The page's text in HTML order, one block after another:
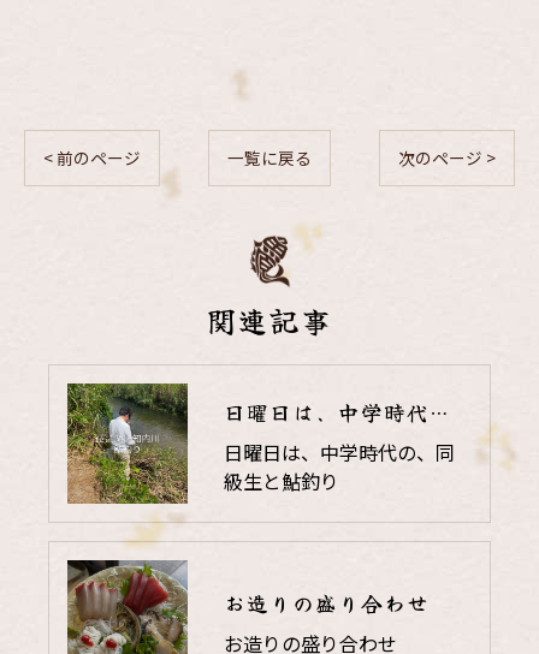
< 前のページ 一覧に戻る 次のページ >
関連記事
日曜日は、中学時代の、同級生と鮎釣り
日曜日は、中学時代の、同
級生と鮎釣り
お造りの盛り合わせ
お造りの盛り合わせ